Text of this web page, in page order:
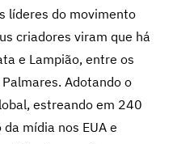
líderes do movimento
criadores viram que há
e Lampião, entre os
Adotando o
estreando em 240
mídia nos EUA e